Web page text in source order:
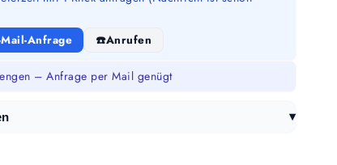
Mail-Anfrage Anrufen
– Anfrage per Mail genügt
▾